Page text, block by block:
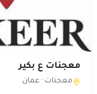
معجنات ع بكير
معجنات · عمان